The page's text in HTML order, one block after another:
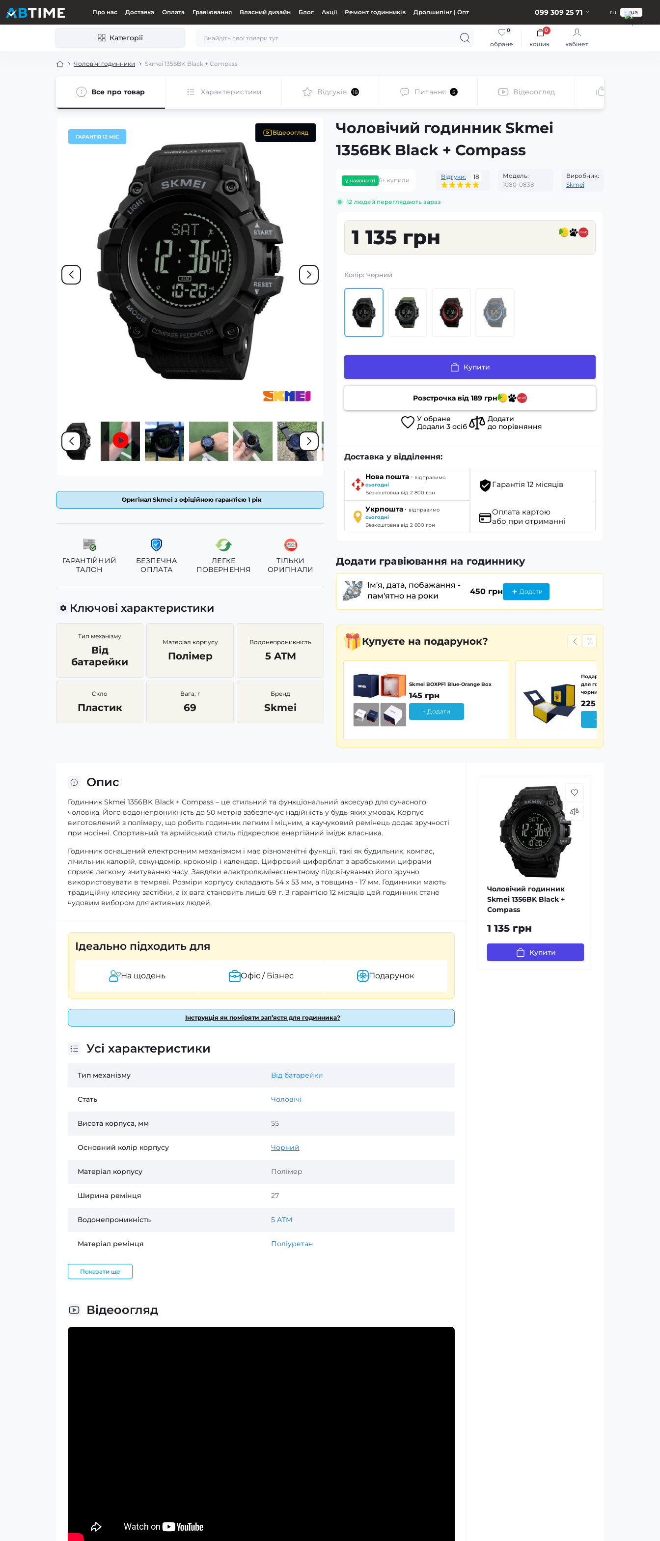
Про нас Доставка Оплата Гравіювання Власний дизайн Блог Акції Ремонт годинників Дропшипінг | Опт 099 309 25 71 ru ua
Категорії
обране
0
кошик
0
кабінет
Чоловічі годинники Skmei 1356BK Black + Compass
Все про товар Характеристики Відгуків 18 Питання 5 Відеоогляд
ГАРАНТІЯ 12 МІС
Відеоогляд
Оригінал Skmei з офіційною гарантією 1 рік
ГАРАНТІЙНИЙ
ТАЛОН
БЕЗПЕЧНА
ОПЛАТА
ЛЕГКЕ
ПОВЕРНЕННЯ
ТІЛЬКИ
ОРИГІНАЛИ
Ключові характеристики
Тип механізму
Від
батарейки
Матеріал корпусу
Полімер
Водонепроникність
5 ATM
Скло
Пластик
Вага, г
69
Бренд
Skmei
Чоловічий годинник Skmei
1356BK Black + Compass
у наявності 6+ купили Відгуки: 18
Модель:
1080-0838
Виробник:
Skmei
12 людей переглядають зараз
1 135 грн
Колір: Чорний
Купити
Розстрочка від 189 грн
У обране
Додали 3осіб
Додати
до порівняння
Доставка у відділення:
Нова пошта · відправимо
сьогодні
Безкоштовна від 2 800 грн
Укрпошта · відправимо
сьогодні
Безкоштовна від 2 800 грн
Гарантія 12 місяців
Оплата картою
або при отриманні
Додати гравіювання на годиннику
Ім'я, дата, побажання -
пам'ятно на роки
450 грн Додати
Купуєте на подарунок?
Skmei BOXPF1 Blue-Orange Box
145 грн
+ Додати
Подарункова картонна
для годинника синьо-жовта
чорним тризубом
225 грн
+ Додати
Опис
Годинник Skmei 1356BK Black + Compass – це стильний та функціональний аксесуар для сучасного
чоловіка. Його водонепроникність до 50 метрів забезпечує надійність у будь-яких умовах. Корпус
виготовлений з полімеру, що робить годинник легким і міцним, а каучуковий ремінець додає зручності
при носінні. Спортивний та армійський стиль підкреслює енергійний імідж власника.
Годинник оснащений електронним механізмом і має різноманітні функції, такі як будильник, компас,
лічильник калорій, секундомір, крокомір і календар. Цифровий циферблат з арабськими цифрами
сприяє легкому зчитуванню часу. Завдяки електролюмінесцентному підсвічуванню його зручно
використовувати в темряві. Розміри корпусу складають 54 х 53 мм, а товщина - 17 мм. Годинники мають
традиційну класику застібки, а їх вага становить лише 69 г. З гарантією 12 місяців цей годинник стане
чудовим вибором для активних людей.
Ідеально підходить для
На щодень Офіс / Бізнес Подарунок
Інструкція як поміряти зап’ястя для годинника?
Усі характеристики
Тип механізму Від батарейки
Стать Чоловічі
Висота корпуса, мм 55
Основний колір корпусу Чорний
Матеріал корпусу Полімер
Ширина ремінця 27
Водонепроникність 5 ATM
Матеріал ремінця Поліуретан
Показати ще
Відеоогляд
Чоловічий годинник
Skmei 1356BK Black +
Compass
1 135 грн
Купити